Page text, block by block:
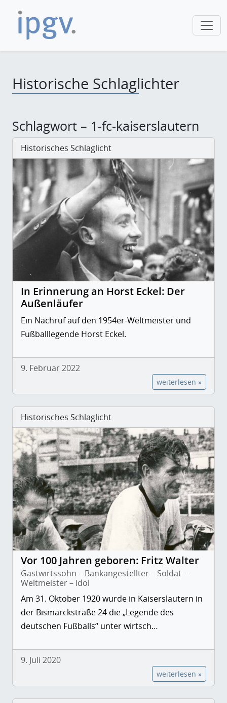
Historische Schlaglichter
Schlagwort – 1-fc-kaiserslautern
Historisches Schlaglicht
In Erinnerung an Horst Eckel: Der
Außenläufer
Ein Nachruf auf den 1954er-Weltmeister und
Fußballlegende Horst Eckel.
9. Februar 2022
weiterlesen »
Historisches Schlaglicht
Vor 100 Jahren geboren: Fritz Walter
Gastwirtssohn – Bankangestellter – Soldat –
Weltmeister – Idol
Am 31. Oktober 1920 wurde in Kaiserslautern in
der Bismarckstraße 24 die „Legende des
deutschen Fußballs“ unter wirtsch…
9. Juli 2020
weiterlesen »